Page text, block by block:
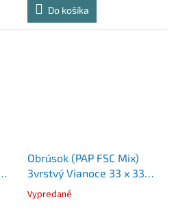
Do košíka
Obrúsok (PAP FSC Mix)
3vrstvý Vianoce 33 x 33
cm [20 ks]
Vypredané